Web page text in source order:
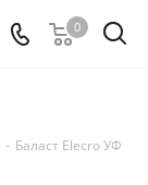
0
- Баласт Elecro УФ